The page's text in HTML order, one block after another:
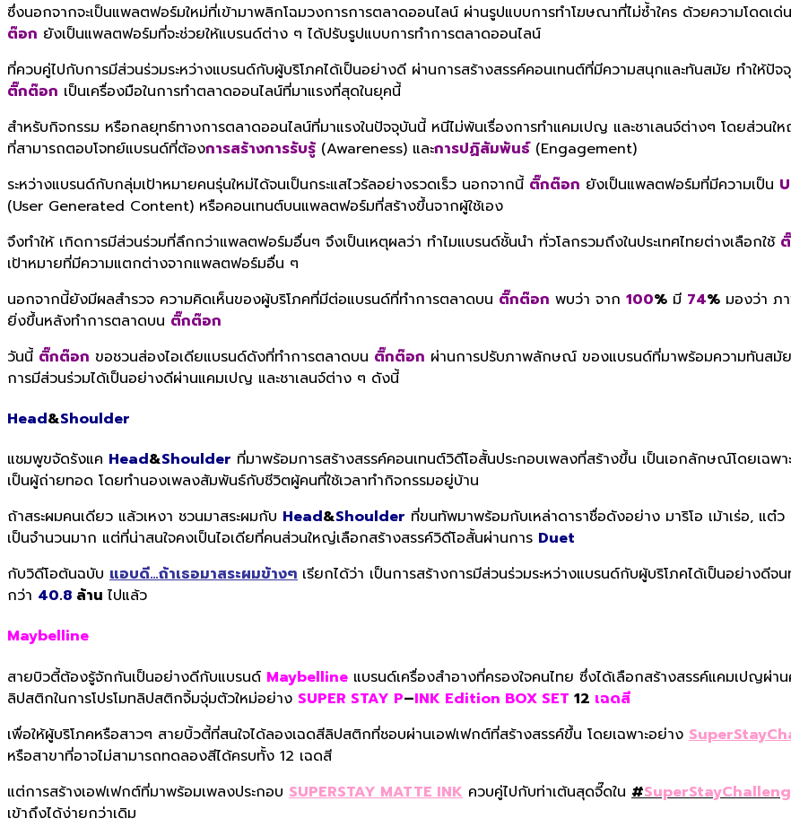
ซึ่งนอกจากจะเป็นแพลตฟอร์มใหม่ที่เข้ามาพลิกโฉมวงการการตลาดออนไลน์ ผ่านรูปแบบการทำโฆษณาที่ไม่ซ้ำใคร ด้วยความโดด
ต๊อก ยังเป็นแพลตฟอร์มที่จะช่วยให้แบรนด์ต่าง ๆ ได้ปรับรูปแบบการทำการตลาดออนไลน์
ที่ควบคู่ไปกับการมีส่วนร่วมระหว่างแบรนด์กับผู้บริโภคได้เป็นอย่างดี ผ่านการสร้างสรรค์คอนเทนต์ที่มีความสนุกและทันสมัย ทำให้ปัจ
ติ๊กต๊อก เป็นเครื่องมือในการทำตลาดออนไลน์ที่มาแรงที่สุดในยุคนี้
สำหรับกิจกรรม หรือกลยุทธ์ทางการตลาดออนไลน์ที่มาแรงในปัจจุบันนี้ หนีไม่พ้นเรื่องการทำแคมเปญ และชาเลนจ์ต่างๆ โดยส่วน
ที่สามารถตอบโจทย์แบรนด์ที่ต้องการสร้างการรับรู้ (Awareness) และการปฏิสัมพันธ์(Engagement)
ระหว่างแบรนด์กับกลุ่มเป้าหมายคนรุ่นใหม่ได้จนเป็นกระแสไวรัลอย่างรวดเร็ว นอกจากนี้ ติ๊กต๊อก ยังเป็นแพลตฟอร์มที่มีความเป็น
(User Generated Content) หรือคอนเทนต์บนแพลตฟอร์มที่สร้างขึ้นจากผู้ใช้เอง
จึงทำให้ เกิดการมีส่วนร่วมที่ลึกกว่าแพลตฟอร์มอื่นๆ จึงเป็นเหตุผลว่า ทำไมแบรนด์ชั้นนำ ทั่วโลกรวมถึงในประเทศไทยต่างเลือกใช้
เป้าหมายที่มีความแตกต่างจากแพลตฟอร์มอื่น ๆ
นอกจากนี้ยังมีผลสำรวจ ความคิดเห็นของผู้บริโภคที่มีต่อแบรนด์ที่ทำการตลาดบน ติ๊กต๊อก พบว่า จาก 100% มี 74% มองว่า ภ
ยิ่งขึ้นหลังทำการตลาดบน ติ๊กต๊อก
วันนี้ ติ๊กต๊อก ขอชวนส่องไอเดียแบรนด์ดังที่ทำการตลาดบน ติ๊กต๊อก ผ่านการปรับภาพลักษณ์ ของแบรนด์ที่มาพร้อมความทันส
การมีส่วนร่วมได้เป็นอย่างดีผ่านแคมเปญ และชาเลนจ์ต่าง ๆ ดังนี้
Head&Shoulder
แชมพูขจัดรังแค Head&Shoulder ที่มาพร้อมการสร้างสรรค์คอนเทนต์วิดีโอสั้นประกอบเพลงที่สร้างขึ้น เป็นเอกลักษณ์โดยเฉพ
เป็นผู้ถ่ายทอด โดยทำนองเพลงสัมพันธ์กับชีวิตผู้คนที่ใช้เวลาทำกิจกรรมอยู่บ้าน
ถ้าสระผมคนเดียว แล้วเหงา ชวนมาสระผมกับ Head&Shoulder ที่ขนทัพมาพร้อมกับเหล่าดาราชื่อดังอย่าง มาริโอ เม้าเร่อ,
เป็นจำนวนมาก แต่ที่น่าสนใจคงเป็นไอเดียที่คนส่วนใหญ่เลือกสร้างสรรค์วิดีโอสั้นผ่านการ Duet
กับวิดีโอต้นฉบับ แอบดี…ถ้าเธอมาสระผมข้างๆ เรียกได้ว่า เป็นการสร้างการมีส่วนร่วมระหว่างแบรนด์กับผู้บริโภคได้เป็นอย่างดีจน
กว่า 40.8 ล้าน ไปแล้ว
Maybelline
สายบิวตี้ต้องรู้จักกันเป็นอย่างดีกับแบรนด์ Maybelline แบรนด์เครื่องสำอางที่ครองใจคนไทย ซึ่งได้เลือกสร้างสรรค์แคมเปญผ่
ลิปสติกในการโปรโมทลิปสติกจิ้มจุ่มตัวใหม่อย่าง SUPER STAY P–INK Edition BOX SET 12 เฉดสี
เพื่อให้ผู้บริโภคหรือสาวๆ สายบิ้วตี้ที่สนใจได้ลองเฉดสีลิปสติกที่ชอบผ่านเอฟเฟกต์ที่สร้างสรรค์ขึ้น โดยเฉพาะอย่าง
หรือสาขาที่อาจไม่สามารถทดลองสีได้ครบทั้ง 12 เฉดสี
แต่การสร้างเอฟเฟกต์ที่มาพร้อมเพลงประกอบ SUPERSTAY MATTE INK ควบคู่ไปกับท่าเต้นสุดจี๊ดใน #SuperStayChalleng
เข้าถึงได้ง่ายกว่าเดิม